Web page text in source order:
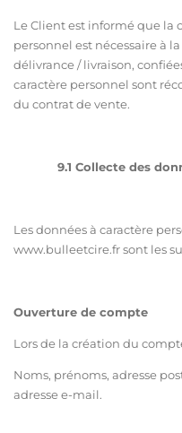
Le Client est informé que la
personnel est nécessaire à
délivrance / livraison,
caractère personnel sont
du contrat de vente.
9.1 Collecte des
Les données à caractère
www.bulleetcire.frsont les
Ouverture de compte
Lors de la création du
Noms, prénoms, adresse
adresse e-mail.